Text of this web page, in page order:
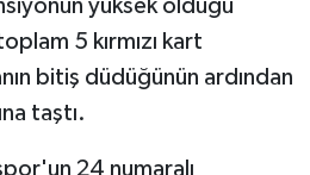
yüksek olduğu
5 kırmızı kart
bitiş düdüğünün ardından
taştı.
24 numaralı